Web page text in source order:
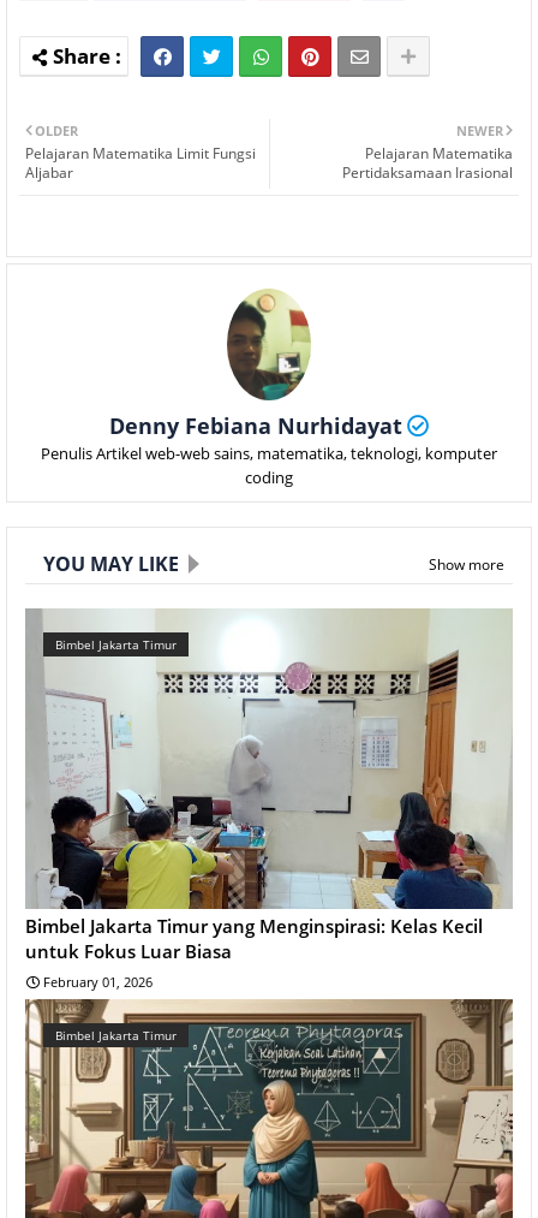
NEWER
Pelajaran Matematika
Pertidaksamaan Irasional
OLDER
Pelajaran Matematika Limit Fungsi
Aljabar
Denny Febiana Nurhidayat
Penulis Artikel web-web sains, matematika, teknologi, komputer
coding
YOU MAY LIKE Show more
Bimbel Jakarta Timur
Bimbel Jakarta Timur yang Menginspirasi: Kelas Kecil
untuk Fokus Luar Biasa
February 01, 2026
Bimbel Jakarta Timur